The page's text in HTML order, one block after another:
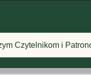
🦅 🦅
za wsparcie